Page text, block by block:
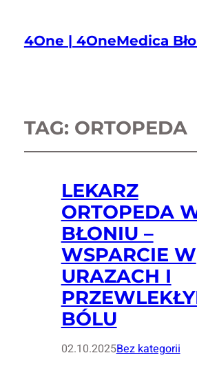
4One | 4OneMedica
TAG: ORTOPEDA
LEKARZ
ORTOPEDA
BŁONIU –
WSPARCIE W
URAZACH I
BÓLU
02.10.2025Bez kategorii